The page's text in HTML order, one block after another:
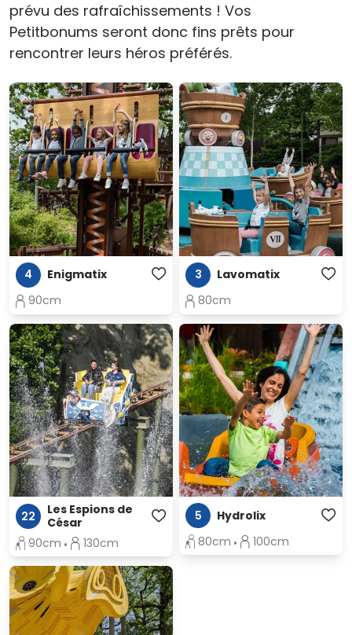
prévu des rafraîchissements ! Vos
Petitbonums seront donc fins prêts pour
rencontrer leurs héros préférés.
4
Enigmatix
90cm
3
Lavomatix
80cm
22
Les Espions de
César
90cm
130cm
5
Hydrolix
80cm
100cm